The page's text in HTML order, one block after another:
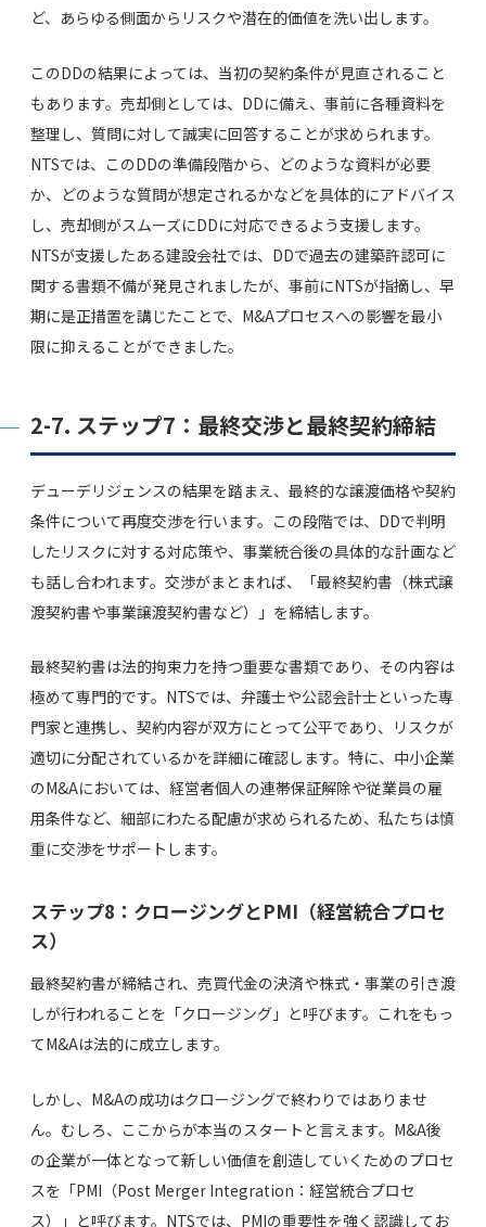
ど、あらゆる側面からリスクや潜在的価値を洗い出します。
このDDの結果によっては、当初の契約条件が見直されること
もあります。売却側としては、DDに備え、事前に各種資料を
整理し、質問に対して誠実に回答することが求められます。
NTSでは、このDDの準備段階から、どのような資料が必要
か、どのような質問が想定されるかなどを具体的にアドバイス
し、売却側がスムーズにDDに対応できるよう支援します。
NTSが支援したある建設会社では、DDで過去の建築許認可に
関する書類不備が発見されましたが、事前にNTSが指摘し、早
期に是正措置を講じたことで、M&Aプロセスへの影響を最小
限に抑えることができました。
2-7. ステップ7：最終交渉と最終契約締結
デューデリジェンスの結果を踏まえ、最終的な譲渡価格や契約
条件について再度交渉を行います。この段階では、DDで判明
したリスクに対する対応策や、事業統合後の具体的な計画など
も話し合われます。交渉がまとまれば、「最終契約書（株式譲
渡契約書や事業譲渡契約書など）」を締結します。
最終契約書は法的拘束力を持つ重要な書類であり、その内容は
極めて専門的です。NTSでは、弁護士や公認会計士といった専
門家と連携し、契約内容が双方にとって公平であり、リスクが
適切に分配されているかを詳細に確認します。特に、中小企業
のM&Aにおいては、経営者個人の連帯保証解除や従業員の雇
用条件など、細部にわたる配慮が求められるため、私たちは慎
重に交渉をサポートします。
ステップ8：クロージングとPMI（経営統合プロセ
ス）
最終契約書が締結され、売買代金の決済や株式・事業の引き渡
しが行われることを「クロージング」と呼びます。これをもっ
てM&Aは法的に成立します。
しかし、M&Aの成功はクロージングで終わりではありませ
ん。むしろ、ここからが本当のスタートと言えます。M&A後
の企業が一体となって新しい価値を創造していくためのプロセ
スを「PMI（Post Merger Integration：経営統合プロセ
ス）」と呼びます。NTSでは、PMIの重要性を強く認識してお